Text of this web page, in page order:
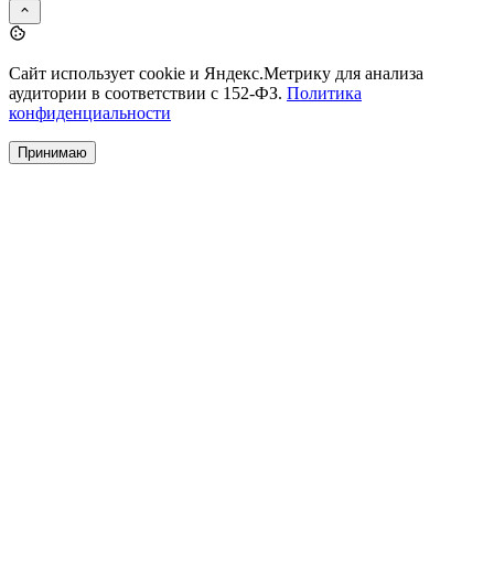
Сайт использует cookie и Яндекс.Метрику для анализа
аудитории в соответствии с 152-ФЗ. Политика
конфиденциальности
Принимаю